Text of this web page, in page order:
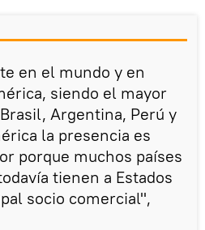
en el mundo y en
siendo el mayor
Argentina, Perú y
la presencia es
porque muchos países
tienen a Estados
socio comercial",